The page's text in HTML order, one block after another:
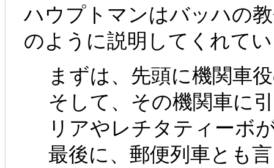
ハウプトマンはバッハの
のように説明してくれて
まずは、先頭に機関車
そして、その機関車に
リアやレチタティーボ
最後に、郵便列車とも